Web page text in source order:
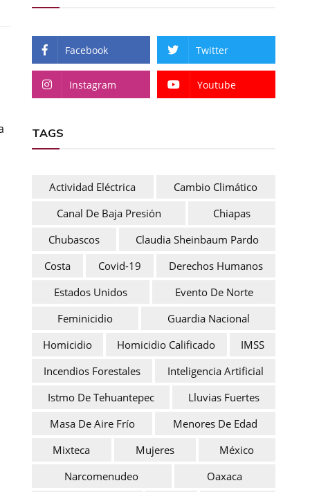
Facebook Twitter
Instagram Youtube
TAGS
Actividad Eléctrica
Cambio Climático
Canal De Baja Presión
Chiapas
Chubascos
Claudia Sheinbaum Pardo
Costa
Covid-19
Derechos Humanos
Estados Unidos
Evento De Norte
Feminicidio
Guardia Nacional
Homicidio
Homicidio Calificado
IMSS
Incendios Forestales
Inteligencia Artificial
Istmo De Tehuantepec
Lluvias Fuertes
Masa De Aire Frío
Menores De Edad
Mixteca
Mujeres
México
Narcomenudeo
Oaxaca